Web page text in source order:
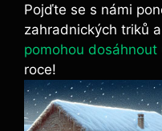
Pojďte se s ‍námi
zahradnických triků
pomohou dosáhnout
roce!